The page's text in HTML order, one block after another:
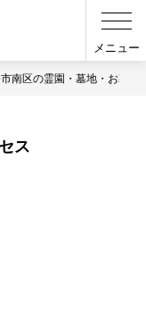
メニュー
南区の霊園・墓地・お墓
ス